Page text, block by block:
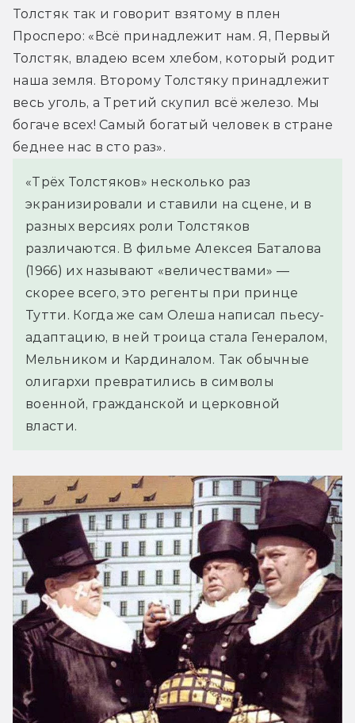
Толстяк так и говорит взятому в плен
Просперо: «Всё принадлежит нам. Я, Первый
Толстяк, владею всем хлебом, который родит
наша земля. Второму Толстяку принадлежит
весь уголь, а Третий скупил всё железо. Мы
богаче всех! Самый богатый человек в стране
беднее нас в сто раз».
«Трёх Толстяков» несколько раз
экранизировали и ставили на сцене, и в
разных версиях роли Толстяков
различаются. В фильме Алексея Баталова
(1966) их называют «величествами» —
скорее всего, это регенты при принце
Тутти. Когда же сам Олеша написал пьесу-
адаптацию, в ней троица стала Генералом,
Мельником и Кардиналом. Так обычные
олигархи превратились в символы
военной, гражданской и церковной
власти.